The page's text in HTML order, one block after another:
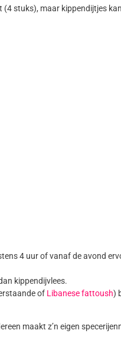
stuks), maar kippendijtjes
4 uur of vanaf de avond
kippendijvlees.
of Libanese fattoush)
maakt z’n eigen